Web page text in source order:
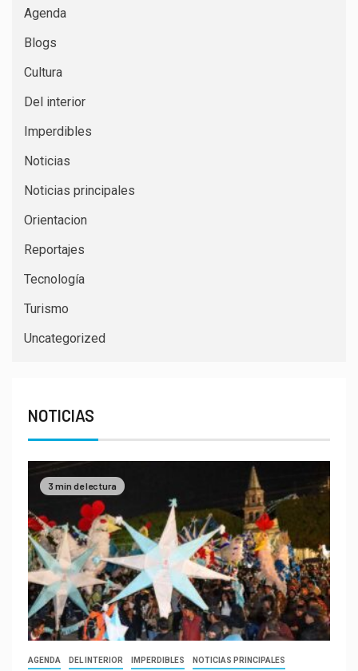
Agenda
Blogs
Cultura
Del interior
Imperdibles
Noticias
Noticias principales
Orientacion
Reportajes
Tecnología
Turismo
Uncategorized
NOTICIAS
3 min de lectura
AGENDA DEL INTERIOR IMPERDIBLES
NOTICIAS PRINCIPALES